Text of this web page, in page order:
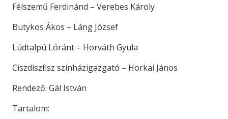
Félszemű Ferdinánd – Verebes Károly
Butykos Ákos – Láng József
Lúdtalpú Lóránt – Horváth Gyula
Ciszdiszfisz színházigazgató – Horkai János
Rendező: Gál István
Tartalom: